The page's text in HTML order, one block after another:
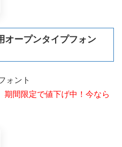
ープンタイプフォン
ォント
期間限定で値下げ中！今なら